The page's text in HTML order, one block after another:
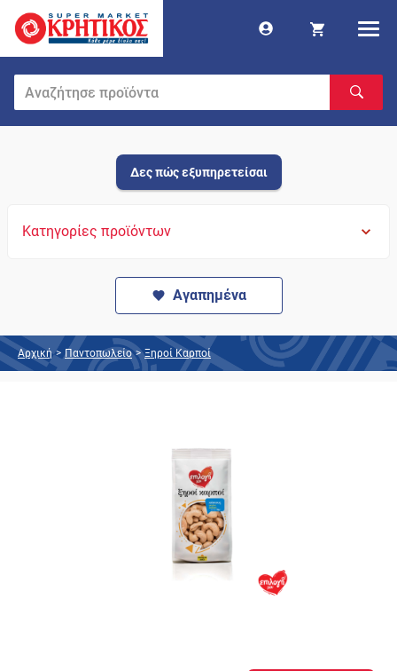
Δες πώς εξυπηρετείσαι
Κατηγορίες προϊόντων
Αγαπημένα
Αρχική > Παντοπωλείο > Ξηροί Καρποί